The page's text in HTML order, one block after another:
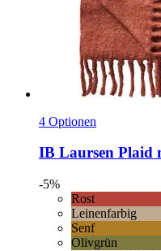
4 Optionen
IB Laursen Plaid
-5%
Rost
Leinenfarbig
Senf
Olivgrün